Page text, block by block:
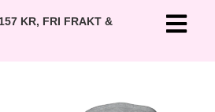
KR, FRI FRAKT &